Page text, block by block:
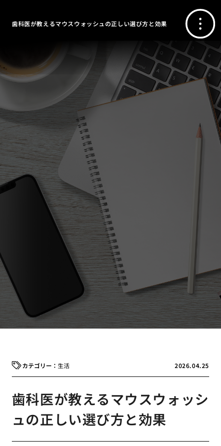
歯科医が教えるマウスウォッシュの正しい選び方と効果
2026.04.25
生活
歯科医が教えるマウスウォッシ
ュの正しい選び方と効果